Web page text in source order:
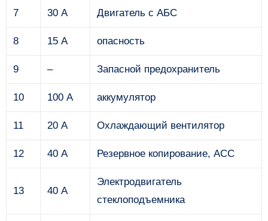
7 30 А Двигатель с АБС
8 15 А опасность
9 – Запасной предохранитель
10 100 А аккумулятор
11 20 А Охлаждающий вентилятор
12 40 А Резервное копирование, ACC
13 40 А
Электродвигатель
стеклоподъемника